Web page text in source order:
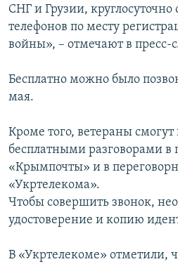
СНГ и Грузии,
телефонов по месту
войны», – отмечают в пресс-
Бесплатно можно было
мая.
Кроме того, ветераны смогут
бесплатными разговорами в
«Крымпочты» и в
«Укртелекома».
Чтобы совершить звонок,
удостоверение и копию
В «Укртелекоме» отметили,